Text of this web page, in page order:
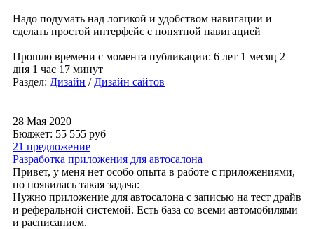
Надо подумать над логикой и удобством навигации и
сделать простой интерфейс с понятной навигацией
Прошло времени с момента публикации: 6 лет 1 месяц 2
дня 1 час 17 минут
Раздел: Дизайн / Дизайн сайтов
28 Мая 2020
Бюджет: 55 555 руб
21 предложение
Разработка приложения для автосалона
Привет, у меня нет особо опыта в работе с приложениями,
но появилась такая задача:
Нужно приложение для автосалона с записью на тест драйв
и реферальной системой. Есть база со всеми автомобилями
и расписанием.